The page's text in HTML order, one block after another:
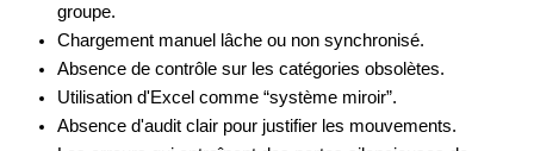
groupe.
Chargement manuel lâche ou non synchronisé.
Absence de contrôle sur les catégories obsolètes.
Utilisation d'Excel comme “système miroir”.
Absence d'audit clair pour justifier les mouvements.